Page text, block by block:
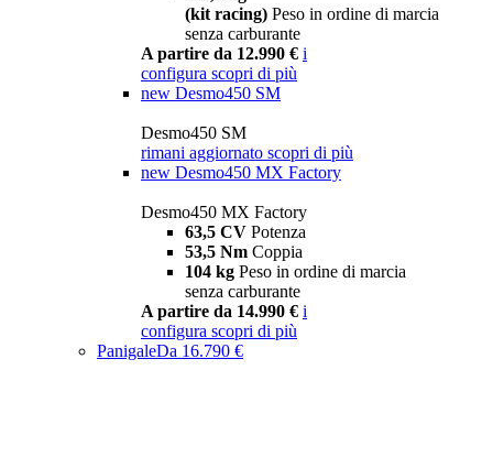
(kit racing) Peso in ordine di marcia
senza carburante
A partire da 12.990 € i
configura scopri di più
new Desmo450 SM
Desmo450 SM
rimani aggiornato scopri di più
new Desmo450 MX Factory
Desmo450 MX Factory
63,5 CV Potenza
53,5 Nm Coppia
104 kg Peso in ordine di marcia
senza carburante
A partire da 14.990 € i
configura scopri di più
PanigaleDa 16.790 €